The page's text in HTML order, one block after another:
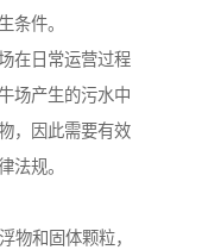
条件。
在日常运营过程
场产生的污水中
，因此需要有效
法规。
物和固体颗粒，